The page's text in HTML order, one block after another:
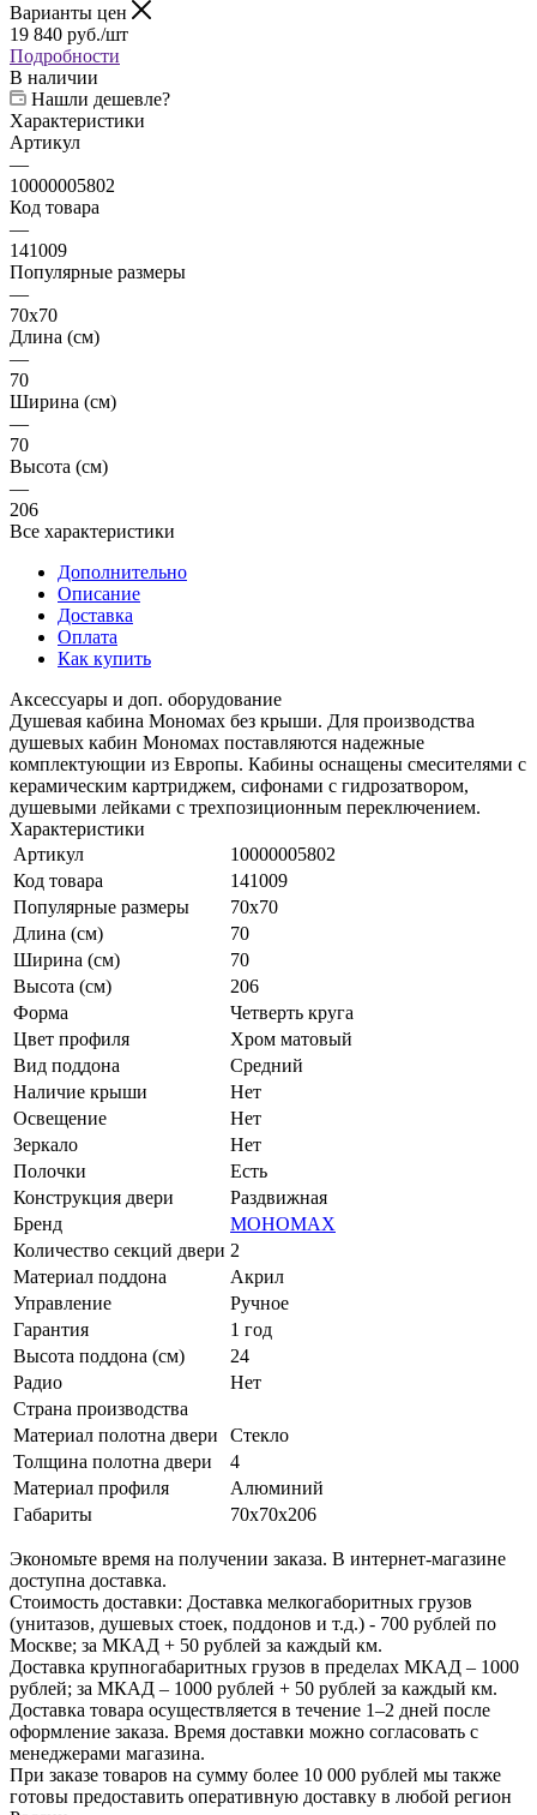
Варианты цен
19 840 руб./шт
Подробности
В наличии
Нашли дешевле?
Характеристики
Артикул
—
10000005802
Код товара
—
141009
Популярные размеры
—
70x70
Длина (см)
—
70
Ширина (см)
—
70
Высота (см)
—
206
Все характеристики
Дополнительно
Описание
Доставка
Оплата
Как купить
Аксессуары и доп. оборудование
Душевая кабина Мономах без крыши. Для производства
душевых кабин Мономах поставляются надежные
комплектующии из Европы. Кабины оснащены смесителями с
керамическим картриджем, сифонами с гидрозатвором,
душевыми лейками с трехпозиционным переключением.
Характеристики
Артикул
10000005802
Код товара
141009
Популярные размеры
70x70
Длина (см)
70
Ширина (см)
70
Высота (см)
206
Форма
Четверть круга
Цвет профиля
Хром матовый
Вид поддона
Средний
Наличие крыши
Нет
Освещение
Нет
Зеркало
Нет
Полочки
Есть
Конструкция двери
Раздвижная
Бренд
МОНОМАХ
Количество секций двери 2
Материал поддона
Акрил
Управление
Ручное
Гарантия
1 год
Высота поддона (см)
24
Радио
Нет
Страна производства
Материал полотна двери
Стекло
Толщина полотна двери
4
Материал профиля
Алюминий
Габариты
70x70x206
Экономьте время на получении заказа. В интернет-магазине
доступна доставка.
Стоимость доставки: Доставка мелкогаборитных грузов
(унитазов, душевых стоек, поддонов и т.д.) - 700 рублей по
Москве; за МКАД + 50 рублей за каждый км.
Доставка крупногабаритных грузов в пределах МКАД – 1000
рублей; за МКАД – 1000 рублей + 50 рублей за каждый км.
Доставка товара осуществляется в течение 1–2 дней после
оформление заказа. Время доставки можно согласовать с
менеджерами магазина.
При заказе товаров на сумму более 10 000 рублей мы также
готовы предоставить оперативную доставку в любой регион